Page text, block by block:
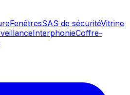
FenêtresSAS de sécuritéVitrine
InterphonieCoffre-